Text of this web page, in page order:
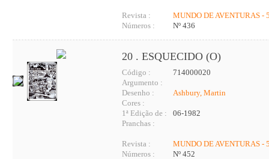
Revista :
MUNDO DE AVENTURAS -
Números :
Nº 436
20 . ESQUECIDO (O)
Código :
714000020
Argumento :
Desenho :
Ashbury, Martin
Cores :
1ª Edição de :
06-1982
Pranchas :
Revista :
MUNDO DE AVENTURAS -
Números :
Nº 452